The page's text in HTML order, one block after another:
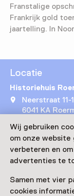
Wij gebruiken
om onze
verbeteren en
advertenties te
Samen met vier
cookies
Franstalige
Frankrijk gold
jaartelling. In
Locatie
Historiehuis
Neerstraat 11-
6041 KA
Bezoek